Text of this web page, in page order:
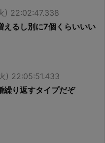
) 22:02:47.338
えるし別に7個くらいいい
) 22:05:51.433
繰り返すタイプだぞ